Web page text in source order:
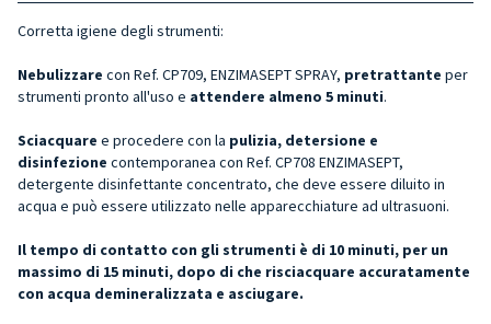
Corretta igiene degli strumenti:
Nebulizzare con Ref. CP709, ENZIMASEPT SPRAY, pretrattante per
strumenti pronto all'uso e attendere almeno 5 minuti.
Sciacquare e procedere con la pulizia, detersione e
disinfezione contemporanea con Ref. CP708 ENZIMASEPT,
detergente disinfettante concentrato, che deve essere diluito in
acqua e può essere utilizzato nelle apparecchiature ad ultrasuoni.
Il tempo di contatto con gli strumenti è di 10 minuti, per un
massimo di 15 minuti, dopo di che risciacquare accuratamente
con acqua demineralizzata e asciugare.